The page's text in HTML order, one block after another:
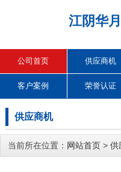
江阴华
公司首页 供应商机
客户案例 荣誉认证
供应商机
当前所在位置： 网站首页 > 供